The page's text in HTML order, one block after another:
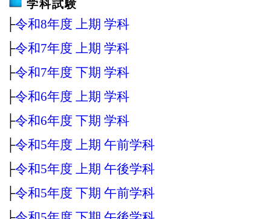
学科試験
├令和8年度 上期 学科
├令和7年度 上期 学科
├令和7年度 下期 学科
├令和6年度 上期 学科
├令和6年度 下期 学科
├令和5年度 上期 午前学科
├令和5年度 上期 午後学科
├令和5年度 下期 午前学科